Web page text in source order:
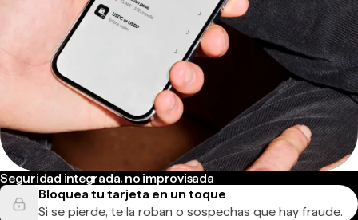
Seguridad integrada, no improvisada
Bloquea tu tarjeta en un toque
Si se pierde, te la roban o sospechas que hay fraude.